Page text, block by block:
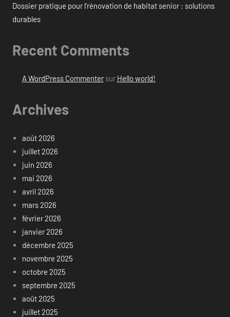
Dossier pratique pour l’rénovation de habitat senior : solutions
durables
Recent Comments
A WordPress Commentersur Hello world!
Archives
août 2026
juillet 2026
juin 2026
mai 2026
avril 2026
mars 2026
février 2026
janvier 2026
décembre 2025
novembre 2025
octobre 2025
septembre 2025
août 2025
juillet 2025